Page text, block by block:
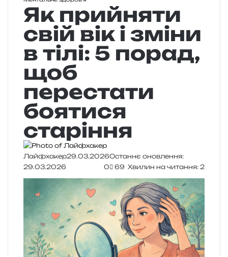
Як прийняти
свій вік і зміни
в тілі: 5 порад,
щоб
перестати
боятися
старіння
Лайфхакер29.03.2026Останнє оновлення:
29.03.2026
0 69 Хвилин на читання: 2